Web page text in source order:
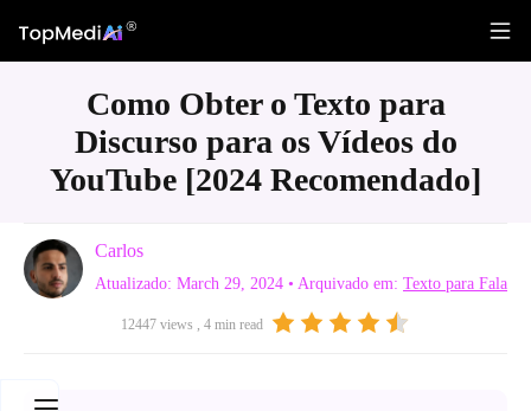
Como Obter o Texto para
Discurso para os Vídeos do
YouTube [2024 Recomendado]
Carlos
Atualizado: March 29, 2024 • Arquivado em: Texto para Fala
12447 views , 4 min read